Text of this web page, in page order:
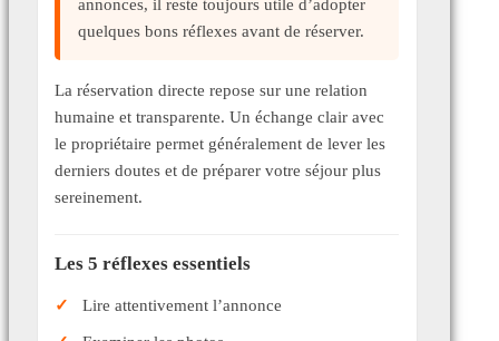
quelques bons réflexes avant de réserver.
La réservation directe repose sur une relation
humaine et transparente. Un échange clair avec
le propriétaire permet généralement de lever les
derniers doutes et de préparer votre séjour plus
sereinement.
Les 5 réflexes essentiels
Lire attentivement l’annonce